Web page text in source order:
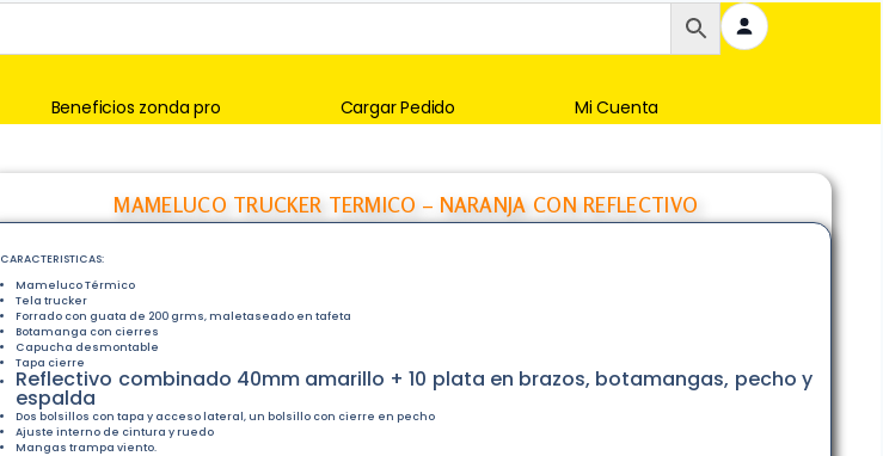
Beneficios zonda pro Cargar Pedido Mi Cuenta
MAMELUCO TRUCKER TERMICO – NARANJA CON REFLECTIVO
CARACTERISTICAS:
Mameluco Térmico
Tela trucker
Forrado con guata de 200 grms, maletaseado en tafeta
Botamanga con cierres
Capucha desmontable
Tapa cierre
Reflectivo combinado 40mm amarillo + 10 plata en brazos, botamangas, pecho y
espalda
Dos bolsillos con tapa y acceso lateral, un bolsillo con cierre en pecho
Ajuste interno de cintura y ruedo
Mangas trampa viento.